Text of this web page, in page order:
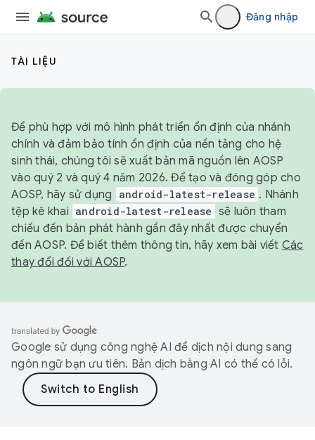
Đăng nhập
TÀI LIỆU
Để phù hợp với mô hình phát triển ổn định của nhánh
chính và đảm bảo tính ổn định của nền tảng cho hệ
sinh thái, chúng tôi sẽ xuất bản mã nguồn lên AOSP
vào quý 2 và quý 4 năm 2026. Để tạo và đóng góp cho
AOSP, hãy sử dụng
android-latest-release . Nhánh
tệp kê khai android-latest-release sẽ luôn tham
chiếu đến bản phát hành gần đây nhất được chuyển
đến AOSP. Để biết thêm thông tin, hãy xem bài viết Các
thay đổi đối với AOSP.
Google sử dụng công nghệ AI để dịch nội dung sang
ngôn ngữ bạn ưu tiên. Bản dịch bằng AI có thể có lỗi.